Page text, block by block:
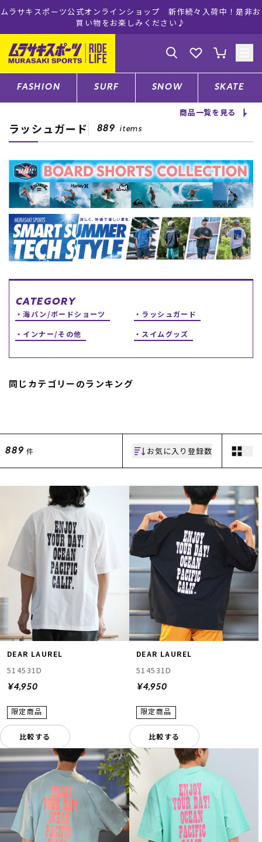
！是非お ムラサキスポーツ公式オンラインショップ 5,500円(税
注文で送料無料！(※一部対象外有り)
ゲスト様
ログイン 会員登録
店舗一覧
CATEGORY
ファッションTOP
サーフTOP
スノーTOP
スケートTOP
覧
中古/アウトレット サー
フ
ー
ギフトラッピング
下取り保証について
よくある質問
お問い合わせ
ニュース
ムラサキスポーツ 公式アプリ
ポイント・クーポンもこのアプリで！
FASHION SURF SNOW SKATE
商品一覧を見る
ラッシュガード 889 items
CATEGORY
海パン/ボードショーツ
ラッシュガード
インナー/その他
スイムグッズ
同じカテゴリーのランキング
889 件 お気に入り登録数
DEAR LAUREL
514531D
¥4,950
比較する
DEAR LAUREL
514531D
¥4,950
比較する